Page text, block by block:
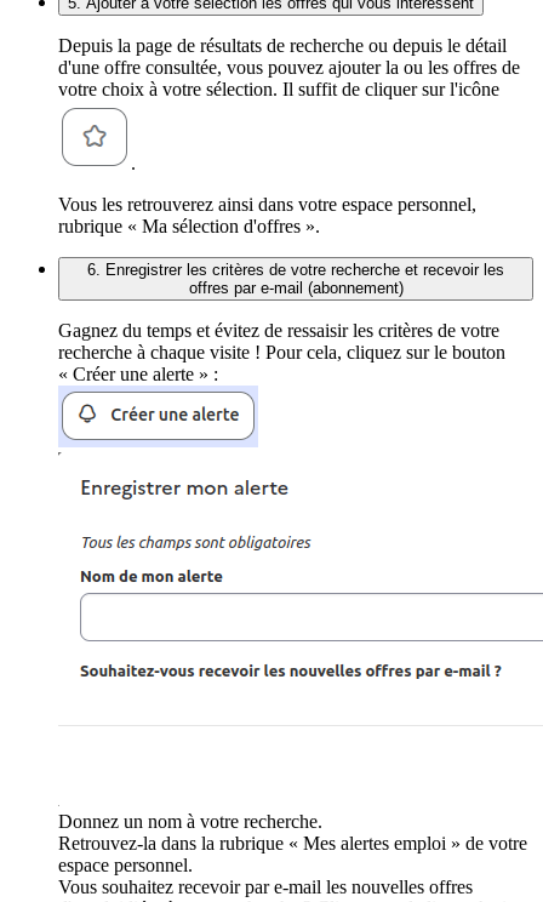
Depuis la page de résultats de recherche ou depuis le détail
d'une offre consultée, vous pouvez ajouter la ou les offres de
votre choix à votre sélection. Il suffit de cliquer sur l'icône
.
Vous les retrouverez ainsi dans votre espace personnel,
rubrique « Ma sélection d'offres ».
6. Enregistrer les critères de votre recherche et recevoir les
offres par e-mail (abonnement)
Gagnez du temps et évitez de ressaisir les critères de votre
recherche à chaque visite ! Pour cela, cliquez sur le bouton
« Créer une alerte » :
Donnez un nom à votre recherche.
Retrouvez-la dans la rubrique « Mes alertes emploi » de votre
espace personnel.
Vous souhaitez recevoir par e-mail les nouvelles offres